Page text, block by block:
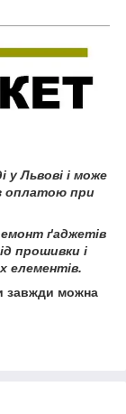
у Львові і може
оплатою при
ґаджетів
прошивки і
елементів.
завжди можна